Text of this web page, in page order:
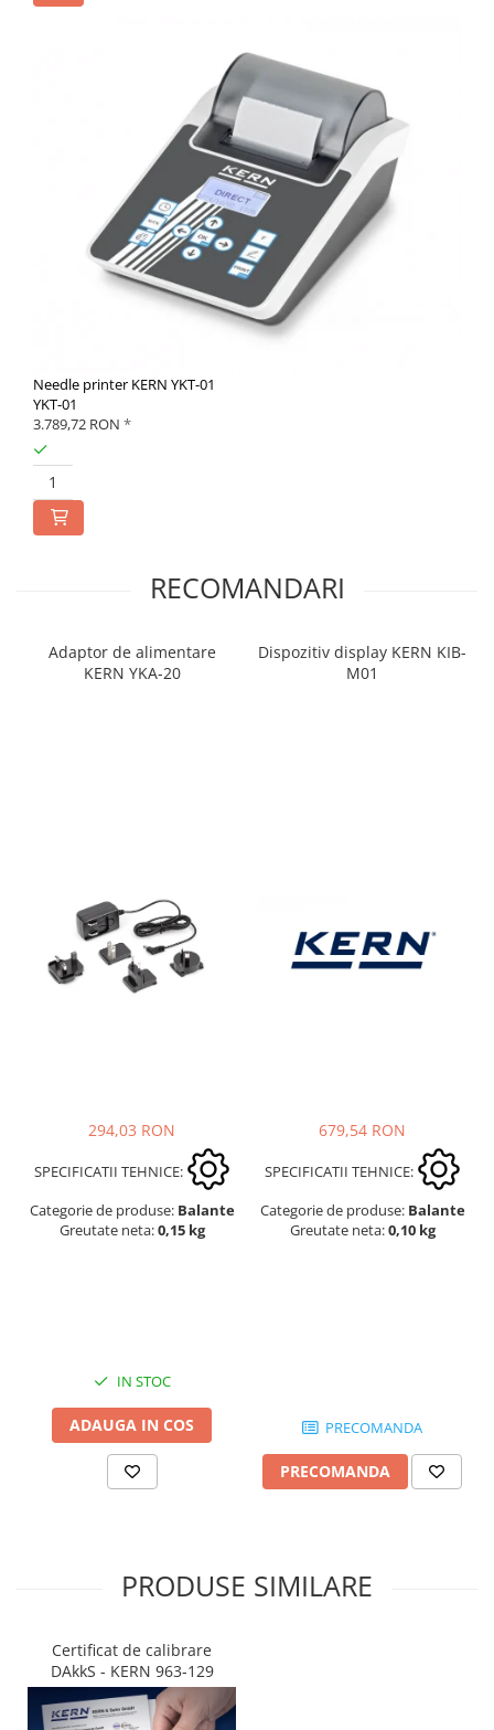
Needle printer KERN YKT-01
YKT-01
3.789,72 RON *
RECOMANDARI
Adaptor de alimentare
KERN YKA-20
294,03 RON
SPECIFICATII TEHNICE:
Categorie de produse: Balante
Greutate neta:0,15 kg
IN STOC
ADAUGA IN COS
Dispozitiv display KERN KIB-
M01
679,54 RON
SPECIFICATII TEHNICE:
Categorie de produse: Balante
Greutate neta:0,10 kg
PRECOMANDA
PRECOMANDA
PRODUSE SIMILARE
Certificat de calibrare
DAkkS - KERN 963-129